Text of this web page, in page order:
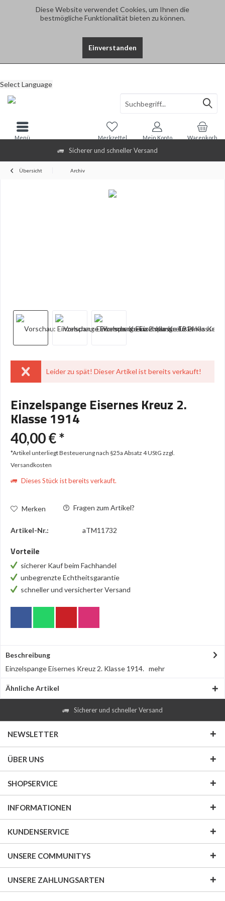
Diese Website verwendet Cookies, um Ihnen die
bestmögliche Funktionalität bieten zu können.
Einverstanden
Sicherer und schneller Versand
Select Language
Warenkorb
Merkzettel Mein Konto
Menü
Übersicht Archiv
Leider zu spät! Dieser Artikel ist bereits verkauft!
Einzelspange Eisernes Kreuz 2.
Klasse 1914
40,00 € *
*Artikel unterliegt Besteuerung nach §25a Absatz 4 UStG zzgl.
Versandkosten
Dieses Stück ist bereits verkauft.
Merken Fragen zum Artikel?
Artikel-Nr.: aTM11732
Vorteile
sicherer Kauf beim Fachhandel
unbegrenzte Echtheitsgarantie
schneller und versicherter Versand
Beschreibung
Einzelspange Eisernes Kreuz 2. Klasse 1914. mehr
Ähnliche Artikel
Sicherer und schneller Versand
NEWSLETTER
ÜBER UNS
SHOPSERVICE
INFORMATIONEN
KUNDENSERVICE
UNSERE COMMUNITYS
UNSERE ZAHLUNGSARTEN